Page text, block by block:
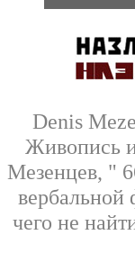
Denis
Живопись
Мезенцев, "
вербальной
чего не